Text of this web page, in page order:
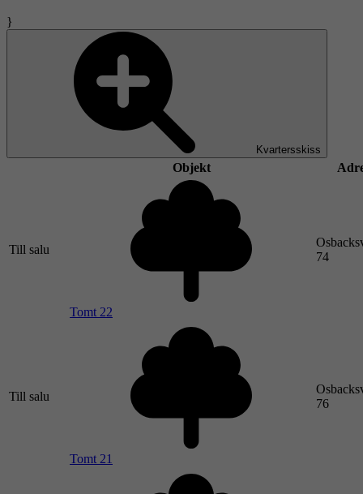
}
Kvartersskiss
Objekt
Till salu
Tomt 22
74
Till salu
Tomt 21
76